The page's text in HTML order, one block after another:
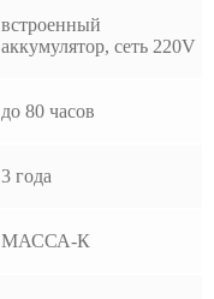
встроенный
аккумулятор, сеть 220V
до 80 часов
3 года
МАССА-К